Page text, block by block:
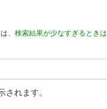
、検索結果が少なすぎるときは
れます。